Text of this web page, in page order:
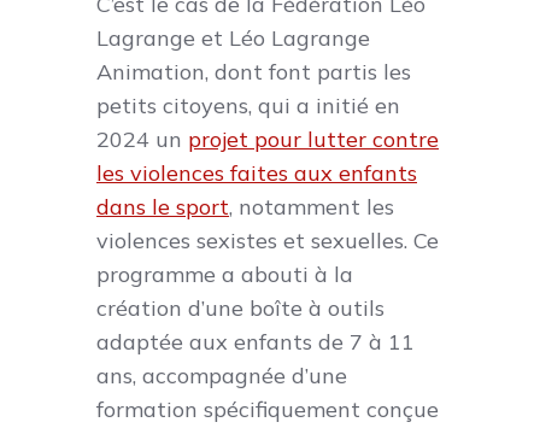
Lagrange et Léo Lagrange
Animation, dont font partis les
petits citoyens, qui a initié en
2024 un projet pour lutter contre
les violences faites aux enfants
dans le sport, notamment les
violences sexistes et sexuelles. Ce
programme a abouti à la
création d’une boîte à outils
adaptée aux enfants de 7 à 11
ans, accompagnée d’une
formation spécifiquement conçue